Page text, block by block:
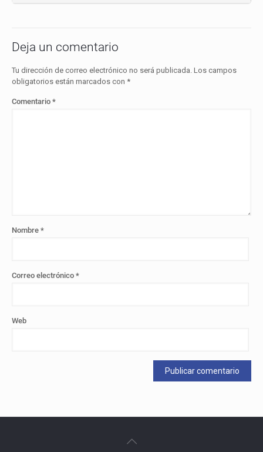
Deja un comentario
Tu dirección de correo electrónico no será publicada. Los campos
obligatorios están marcados con *
Comentario *
Nombre *
Correo electrónico *
Web